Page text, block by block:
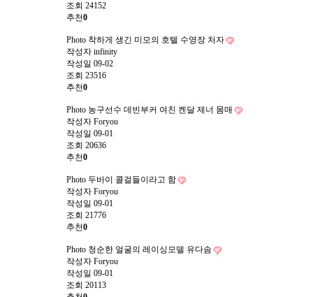
조회 24152
추천0
Photo 착하게 생긴 미모의 호텔 수영장 처자
작성자 infinity
작성일 09-02
조회 23516
추천0
Photo 농구선수 데빈부커 여친 켄달 제너 몸매
작성자 Foryou
작성일 09-01
조회 20636
추천0
Photo 두바이 콜걸들이라고 함
작성자 Foryou
작성일 09-01
조회 21776
추천0
Photo 청순한 얼굴의 레이싱모델 유다솜
작성자 Foryou
작성일 09-01
조회 20113